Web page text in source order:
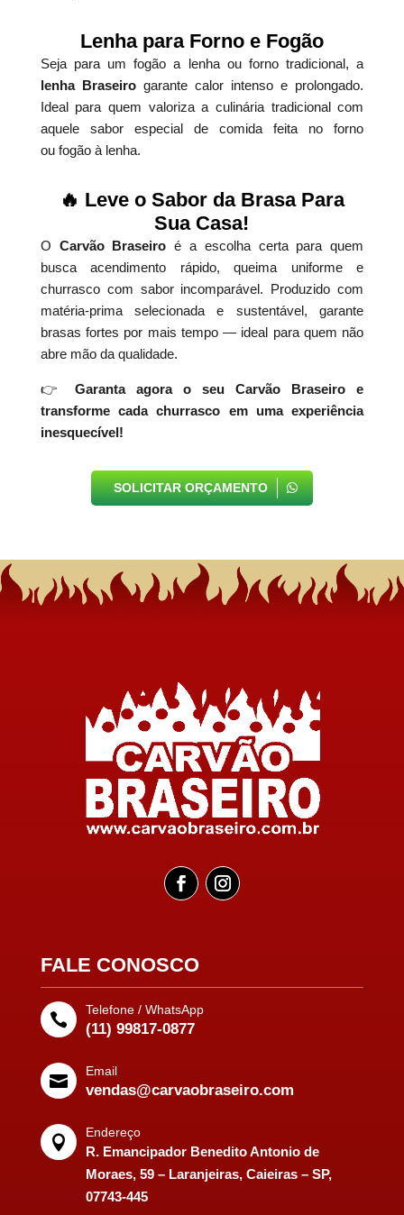
Lenha para Forno e Fogão
Seja para um fogão a lenha ou forno tradicional, a
lenha Braseirogarante calor intenso e prolongado.
Ideal para quem valoriza a culinária tradicional com
aquele sabor especial de comida feita no forno
ou fogão à lenha.
🔥 Leve o Sabor da Brasa Para
Sua Casa!
O Carvão Braseiro é a escolha certa para quem
busca acendimento rápido, queima uniforme e
churrasco com sabor incomparável. Produzido com
matéria-prima selecionada e sustentável, garante
brasas fortes por mais tempo — ideal para quem não
abre mão da qualidade.
👉
Garanta agora o seu Carvão Braseiro e
transforme cada churrasco em uma experiência
inesquecível!
SOLICITAR ORÇAMENTO
FALE CONOSCO

Telefone / WhatsApp
(11) 99817-0877

Email
vendas@carvaobraseiro.com

Endereço
R. Emancipador Benedito Antonio de
Moraes, 59 – Laranjeiras, Caieiras – SP,
07743-445